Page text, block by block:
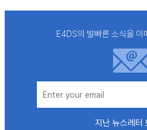
E4DS의 발빠른 소식을 이
지난 뉴스레터